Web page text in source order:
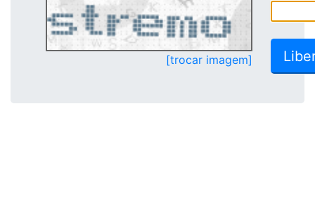
[trocar imagem]